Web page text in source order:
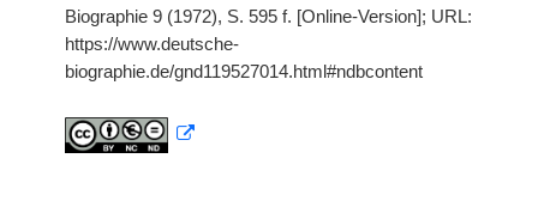
Biographie 9 (1972), S. 595 f. [Online-Version]; URL:
https://www.deutsche-
biographie.de/gnd119527014.html#ndbcontent